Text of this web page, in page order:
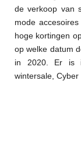
de verkoop van
mode
hoge kortingen
op welke datum
in 2020. Er is
wintersale, Cyber